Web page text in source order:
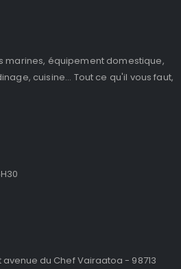
marines, équipement domestique,
cuisine... Tout ce qu'il vous faut,
du Chef Vairaatoa - 98713